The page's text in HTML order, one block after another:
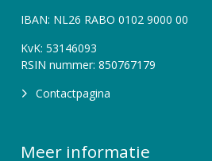
IBAN: NL26 RABO 0102 9000 00
KvK: 53146093
RSIN nummer: 850767179
Contactpagina
Meer informatie